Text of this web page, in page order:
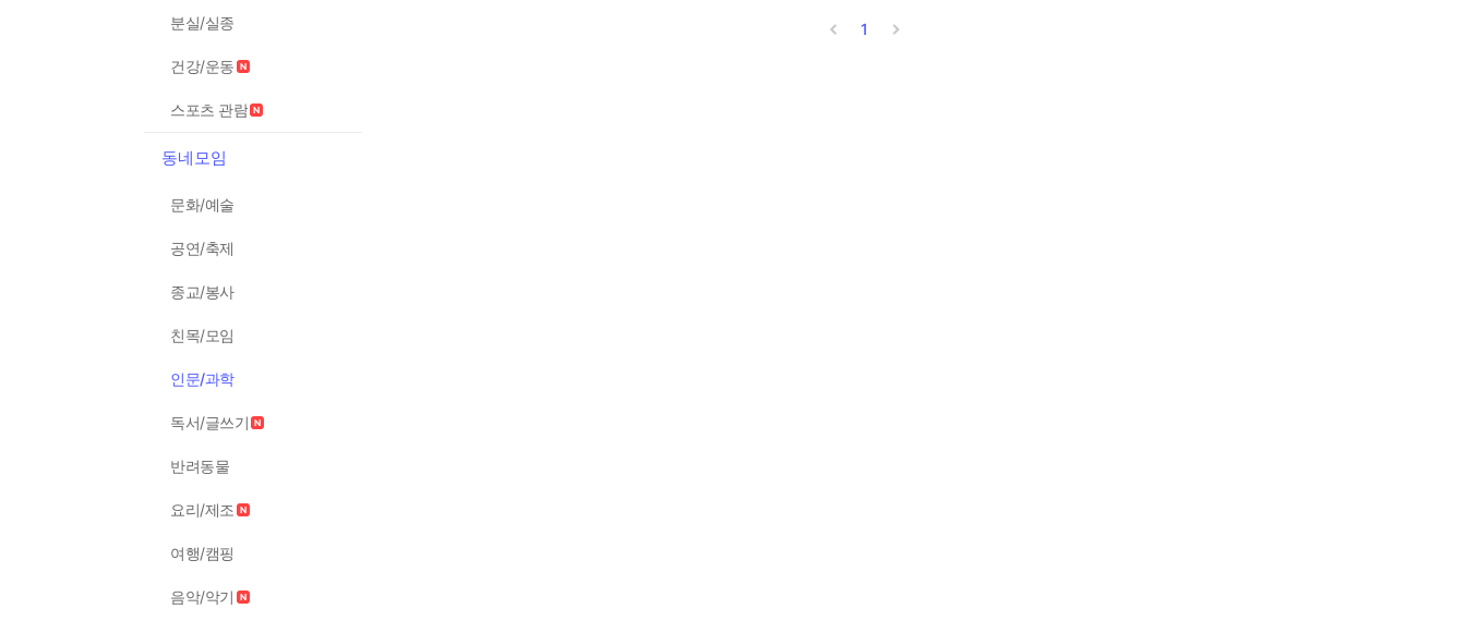
분실/실종
건강/운동
스포츠 관람
동네모임
문화/예술
공연/축제
종교/봉사
친목/모임
인문/과학
독서/글쓰기
반려동물
요리/제조
여행/캠핑
음악/악기
1